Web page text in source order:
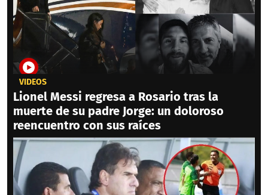
VIDEOS
Lionel Messi regresa a Rosario tras la
muerte de su padre Jorge: un doloroso
reencuentro con sus raíces